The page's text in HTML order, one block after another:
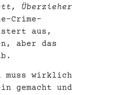
Überzieher
Crime-
aus,
aber das
muss wirklich
gemacht und